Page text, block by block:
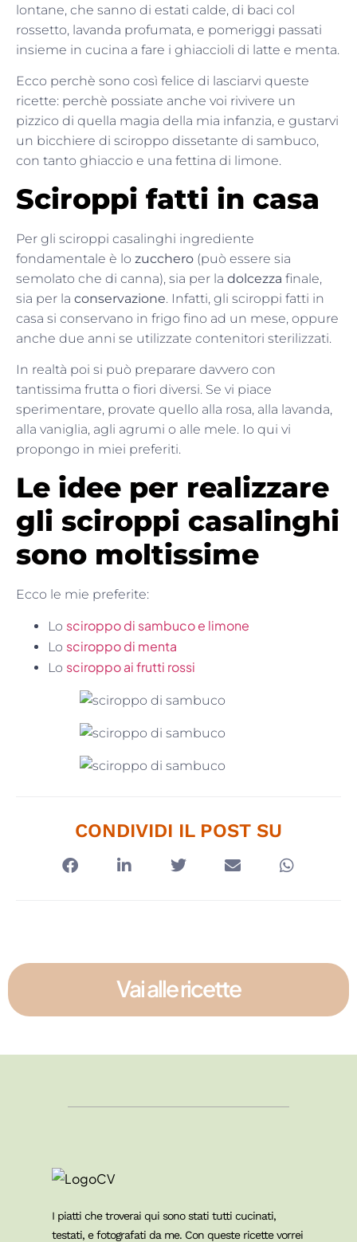
lontane, che sanno di estati calde, di baci col
rossetto, lavanda profumata, e pomeriggi passati
insieme in cucina a fare i ghiaccioli di latte e menta.
Ecco perchè sono così felice di lasciarvi queste
ricette: perchè possiate anche voi rivivere un
pizzico di quella magia della mia infanzia, e gustarvi
un bicchiere di sciroppo dissetante di sambuco,
con tanto ghiaccio e una fettina di limone.
Sciroppi fatti in casa
Per gli sciroppi casalinghi ingrediente
fondamentale è lo zucchero (può essere sia
semolato che di canna), sia per la dolcezza finale,
sia per la conservazione. Infatti, gli sciroppi fatti in
casa si conservano in frigo fino ad un mese, oppure
anche due anni se utilizzate contenitori sterilizzati.
In realtà poi si può preparare davvero con
tantissima frutta o fiori diversi. Se vi piace
sperimentare, provate quello alla rosa, alla lavanda,
alla vaniglia, agli agrumi o alle mele. Io qui vi
propongo in miei preferiti.
Le idee per realizzare
gli sciroppi casalinghi
sono moltissime
Ecco le mie preferite:
Lo sciroppo di sambuco e limone
Lo sciroppo di menta
Lo sciroppo ai frutti rossi
CONDIVIDI IL POST SU
Vai alle ricette
I piatti che troverai qui sono stati tutti cucinati,
testati, e fotografati da me. Con queste ricette vorrei